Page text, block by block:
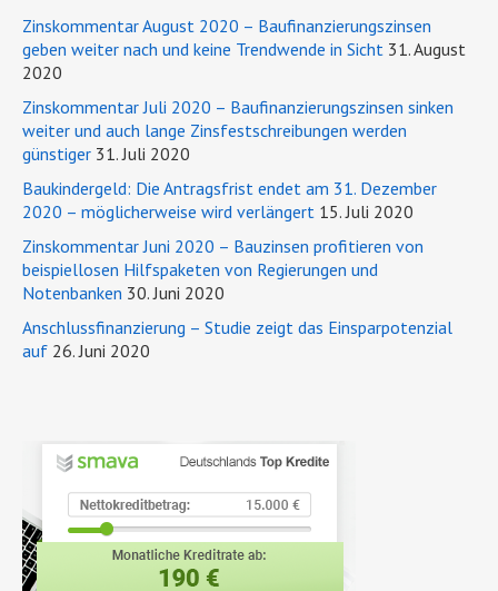
Zinskommentar August 2020 – Baufinanzierungszinsen
geben weiter nach und keine Trendwende in Sicht 31. August
2020
Zinskommentar Juli 2020 – Baufinanzierungszinsen sinken
weiter und auch lange Zinsfestschreibungen werden
günstiger 31. Juli 2020
Baukindergeld: Die Antragsfrist endet am 31. Dezember
2020 – möglicherweise wird verlängert 15. Juli 2020
Zinskommentar Juni 2020 – Bauzinsen profitieren von
beispiellosen Hilfspaketen von Regierungen und
Notenbanken 30. Juni 2020
Anschlussfinanzierung – Studie zeigt das Einsparpotenzial
auf 26. Juni 2020